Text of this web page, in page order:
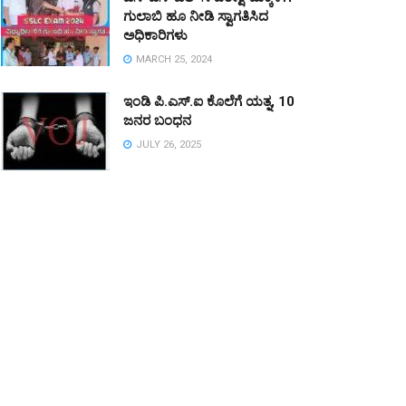
ಗುಲಾಬಿ ಹೂ ನೀಡಿ ಸ್ವಾಗತಿಸಿದ
ಅಧಿಕಾರಿಗಳು
MARCH 25, 2024
ಇಂಡಿ ಪಿ.ಎಸ್.ಐ ಕೊಲೆಗೆ ಯತ್ನ, 10
ಜನರ ಬಂಧನ
JULY 26, 2025